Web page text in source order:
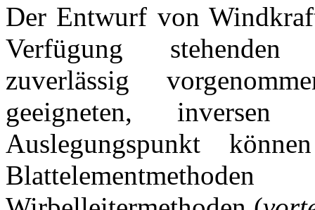
Der Entwurf von
Verfügung stehenden
zuverlässig
geeigneten,
Auslegungspunkt